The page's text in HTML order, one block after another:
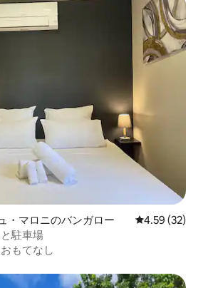
・マロニのバンガロー レビュー32
4.59 (32)
駐車場
おもてなし